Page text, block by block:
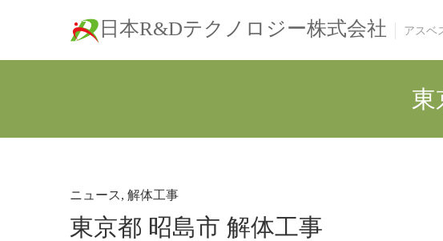
日本R&Dテクノロジー株式会社 アスベ
東
ニュース, 解体工事
東京都 昭島市 解体工事